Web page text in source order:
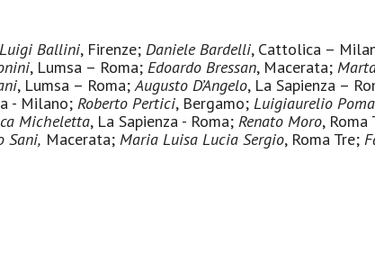
Ballini, Firenze; Daniele Bardelli, Cattolica –
, Lumsa – Roma; Edoardo Bressan, Macerata;
, Lumsa – Roma;Augusto D’Angelo, La Sapienza –
- Milano; Roberto Pertici, Bergamo; Luigiaurelio
Micheletta, La Sapienza - Roma; Renato Moro, Roma
Sani, Macerata; Maria Luisa Lucia Sergio, Roma Tre;